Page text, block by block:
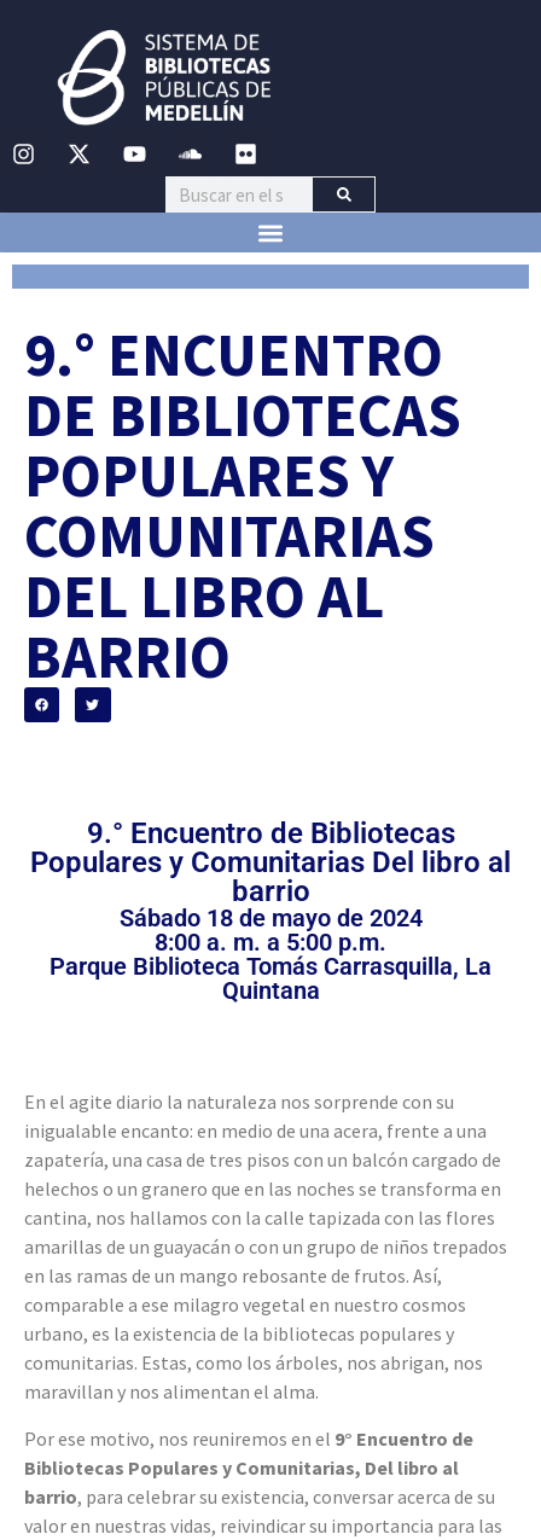
9.° ENCUENTRO
DE BIBLIOTECAS
POPULARES Y
COMUNITARIAS
DEL LIBRO AL
BARRIO
9.° Encuentro de Bibliotecas
Populares y Comunitarias Del libro al
barrio
Sábado 18 de mayo de 2024
8:00 a. m. a 5:00 p.m.
Parque Biblioteca Tomás Carrasquilla, La
Quintana
En el agite diario la naturaleza nos sorprende con su
inigualable encanto: en medio de una acera, frente a una
zapatería, una casa de tres pisos con un balcón cargado de
helechos o un granero que en las noches se transforma en
cantina, nos hallamos con la calle tapizada con las flores
amarillas de un guayacán o con un grupo de niños trepados
en las ramas de un mango rebosante de frutos. Así,
comparable a ese milagro vegetal en nuestro cosmos
urbano, es la existencia de la bibliotecas populares y
comunitarias. Estas, como los árboles, nos abrigan, nos
maravillan y nos alimentan el alma.
Por ese motivo, nos reuniremos en el 9° Encuentro de
Bibliotecas Populares y Comunitarias, Del libro al
barrio, para celebrar su existencia, conversar acerca de su
valor en nuestras vidas, reivindicar su importancia para las